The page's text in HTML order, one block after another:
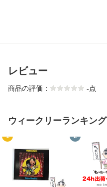
レビュー
商品の評価： -点
ウィークリーランキング
1 2